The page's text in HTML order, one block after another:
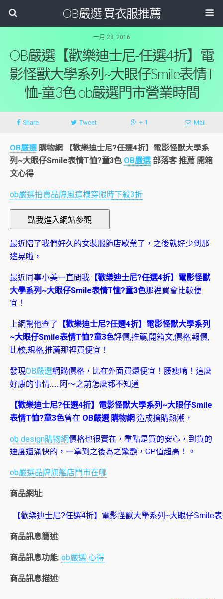
OB嚴選 買衣服推薦
一月 23, 2016
OB嚴選【歡樂迪士尼-任選4折】電
影怪獸大學系列~大眼仔Smile表情T
恤-童3色 ob嚴選門市營業時間
Share Tweet + 1 Mail
OB嚴選 購物網
【歡樂迪士尼?任選4折】電影怪獸大學系
列~大眼仔Smile表情T恤?童3色 OB嚴選 部落客 推薦 開箱
文心得
ob嚴選拍賣品牌風這樣穿限時下殺3折
最近陪了我們好久的女裝服飾店歇業了，之後就好少到那
邊晃啦，
最近同事小美一直問我 【歡樂迪士尼?任選4折】電影怪獸
大學系列~大眼仔Smile表情T恤?童3色那裡買會比較便
宜！
上網幫他查了
【歡樂迪士尼?任選4折】電影怪獸大學系列
~大眼仔Smile表情T恤?童3色評價,推薦,開箱文,價格,報價,
比較,規格,推薦那裡買便宜！
發現OB嚴選網購價格，比在外面買還便宜！腰瘦唷！這麼
好康的事情……阿～之前怎麼都不知道
【歡樂迪士尼?任選4折】電影怪獸大學系列~大眼仔Smile
表情T恤?童3色曾在 OB嚴選 購物網 造成搶購熱潮，
ob design購物網價格也很實在，重點是買的安心，到貨的
速度還滿快的，一拿到之後為之驚艷，CP值超高！。
ob嚴選品牌旗艦店門市在哪
商品網址:
商品訊息簡述:
商品訊息功能: ob嚴選 心得
商品訊息描述: